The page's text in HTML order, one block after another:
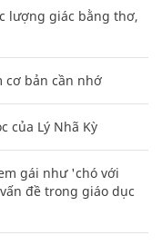
lượng giác bằng thơ,
cơ bản cần nhớ
của Lý Nhã Kỳ
gái như 'chó với
đề trong giáo dục